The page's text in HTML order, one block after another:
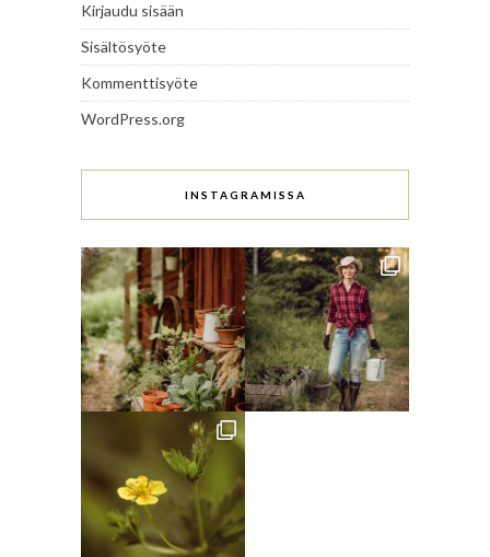
Kirjaudu sisään
Sisältösyöte
Kommenttisyöte
WordPress.org
INSTAGRAMISSA